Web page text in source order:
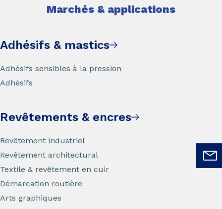
Marchés & applications
Adhésifs & mastics
Adhésifs sensibles à la pression
Adhésifs
Revêtements & encres
Revêtement industriel
Revêtement architectural
Textile & revêtement en cuir
Démarcation routière
Arts graphiques